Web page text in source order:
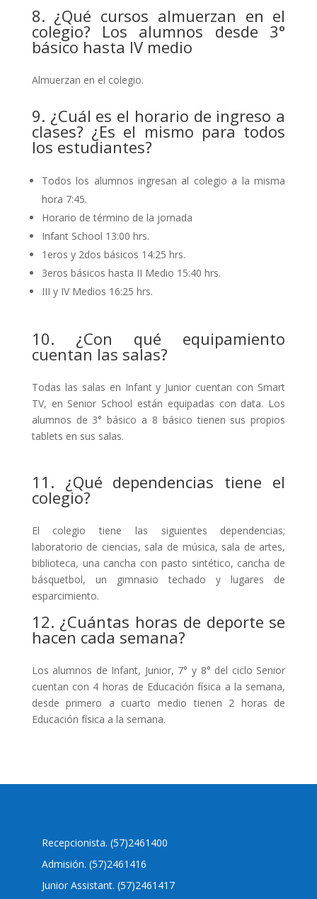
8. ¿Qué cursos almuerzan en el
colegio? Los alumnos desde 3°
básico hasta IV medio
Almuerzan en el colegio.
9. ¿Cuál es el horario de ingreso a
clases? ¿Es el mismo para todos
los estudiantes?
Todos los alumnos ingresan al colegio a la misma
hora 7:45.
Horario de término de la jornada
Infant School 13:00 hrs.
1eros y 2dos básicos 14:25 hrs.
3eros básicos hasta II Medio 15:40 hrs.
III y IV Medios 16:25 hrs.
10. ¿Con qué equipamiento
cuentan las salas?
Todas las salas en Infant y Junior cuentan con Smart
TV, en Senior School están equipadas con data. Los
alumnos de 3° básico a 8 básico tienen sus propios
tablets en sus salas.
11. ¿Qué dependencias tiene el
colegio?
El colegio tiene las siguientes dependencias;
laboratorio de ciencias, sala de música, sala de artes,
biblioteca, una cancha con pasto sintético, cancha de
básquetbol, un gimnasio techado y lugares de
esparcimiento.
12. ¿Cuántas horas de deporte se
hacen cada semana?
Los alumnos de Infant, Junior, 7° y 8° del ciclo Senior
cuentan con 4 horas de Educación física a la semana,
desde primero a cuarto medio tienen 2 horas de
Educación física a la semana.
Recepcionista. (57)2461400
Admisión. (57)2461416
Junior Assistant. (57)2461417